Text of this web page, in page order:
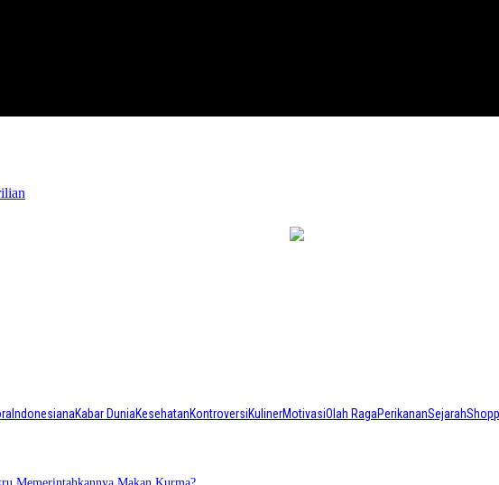
IndonesianaKabar DuniaKesehatanKontroversiKulinerMotivasiOlah RagaPerikananSejarah